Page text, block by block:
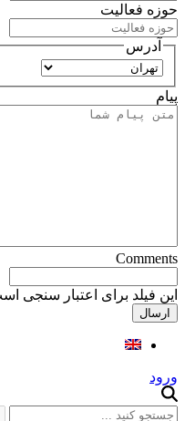
حوزه فعالیت
آدرس
استان
پیام
Comments
این فیلد برای اعتبار سنجی
ورود